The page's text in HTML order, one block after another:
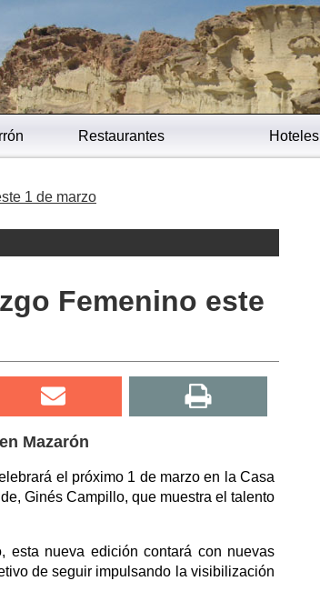
Restaurantes Hoteles
1 de marzo
Femenino este
Mazarón
el próximo 1 de marzo en la Casa
Ginés Campillo, que muestra el talento
esta nueva edición contará con nuevas
de seguir impulsando la visibilización